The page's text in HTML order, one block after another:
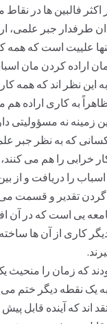
اکثر فالبین ها
طرفدار جبر علمی،
علییت است که همه
اراده کردن مان
این نظر اند که همه
به کاری اراده هم
زمینه نه مسؤولیتی
که به نظر جبر
کار خرابی را هم می
را دریافت و
تقدیر و قسمت می
یی است که در آن
کاری از آن ها
که زمان را
یک نقطه دیگر ختم می
اند که آینده